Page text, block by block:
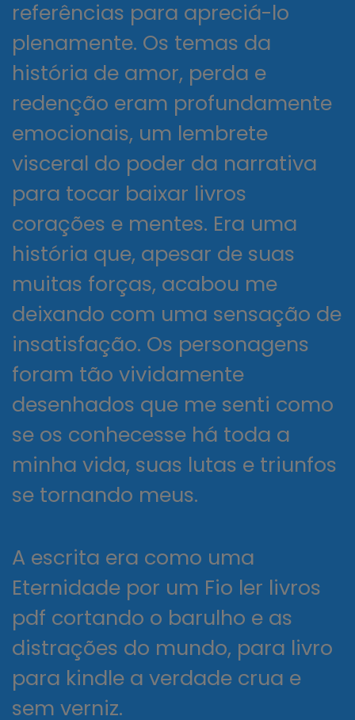
referências para apreciá-lo
plenamente. Os temas da
história de amor, perda e
redenção eram profundamente
emocionais, um lembrete
visceral do poder da narrativa
para tocar baixar livros
corações e mentes. Era uma
história que, apesar de suas
muitas forças, acabou me
deixando com uma sensação de
insatisfação. Os personagens
foram tão vividamente
desenhados que me senti como
se os conhecesse há toda a
minha vida, suas lutas e triunfos
se tornando meus.
A escrita era como uma
Eternidade por um Fio ler livros
pdf cortando o barulho e as
distrações do mundo, para livro
para kindle a verdade crua e
sem verniz.